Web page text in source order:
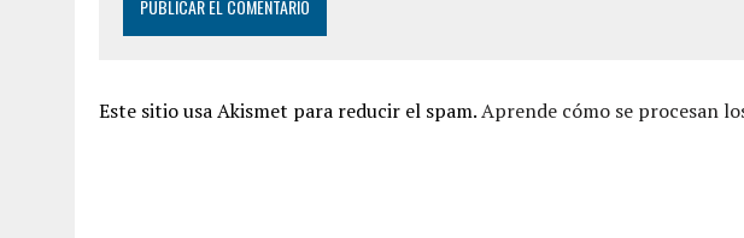
Este sitio usa Akismet para reducir el spam.Aprende cómo se procesan